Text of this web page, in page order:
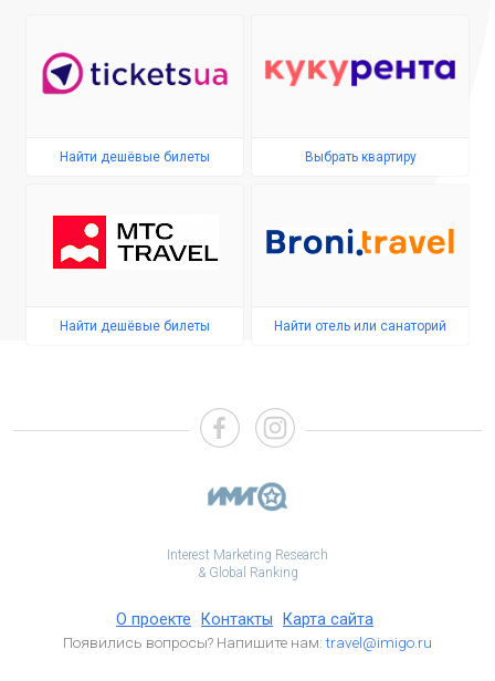
Найти дешёвые билеты Выбрать квартиру
Найти дешёвые билеты Найти отель или санаторий
Interest Marketing Research
& Global Ranking
О проекте Контакты Карта сайта
Появились вопросы? Напишите нам:travel@imigo.ru